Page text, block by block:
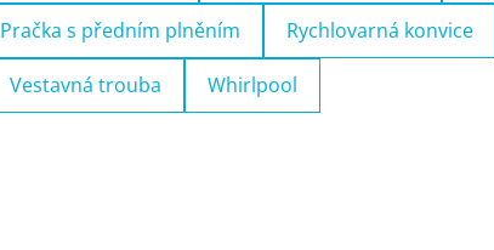
Pračka s předním plněním Rychlovarná konvice
Vestavná trouba Whirlpool